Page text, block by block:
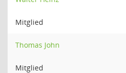
Mitglied
Thomas John
Mitglied